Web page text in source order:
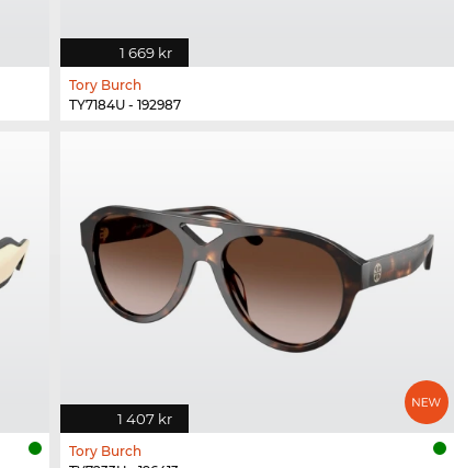
1 669 kr
Tory Burch
TY7184U - 192987
1 407 kr
Tory Burch